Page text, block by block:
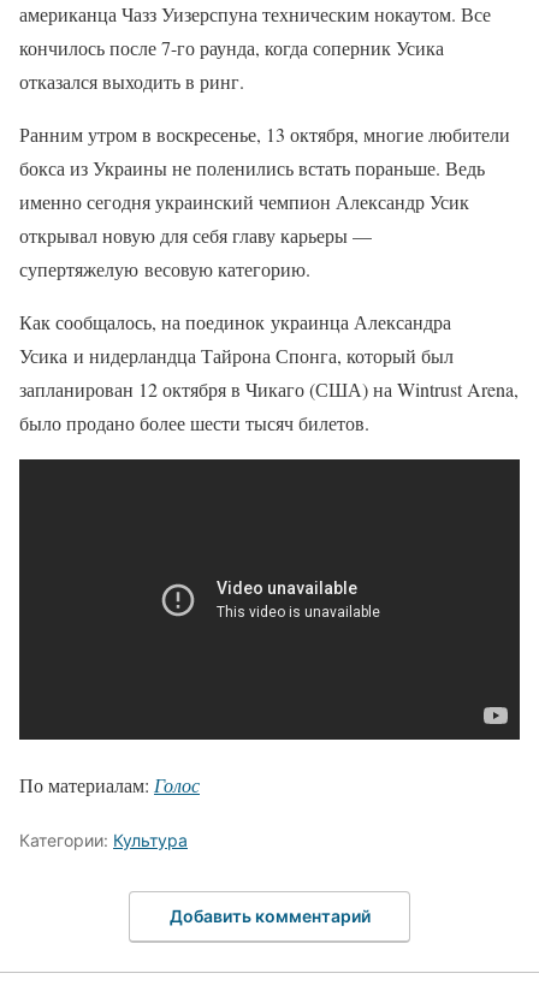
американца Чазз Уизерспуна техническим нокаутом. Все
кончилось после 7-го раунда, когда соперник Усика
отказался выходить в ринг.
Ранним утром в воскресенье, 13 октября, многие любители
бокса из Украины не поленились встать пораньше. Ведь
именно сегодня украинский чемпион Александр Усик
открывал новую для себя главу карьеры —
супертяжелую весовую категорию.
Как сообщалось, на поединок украинца Александра
Усика и нидерландца Тайрона Спонга, который был
запланирован 12 октября в Чикаго (США) на Wintrust Arena,
было продано более шести тысяч билетов.
По материалам: Голос
Категории: Культура
Добавить комментарий